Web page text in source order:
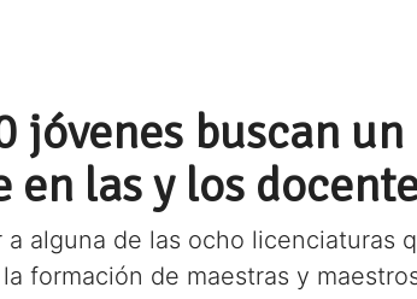
jóvenes buscan
en las y los
alguna de las ocho licenciaturas
formación de maestras y